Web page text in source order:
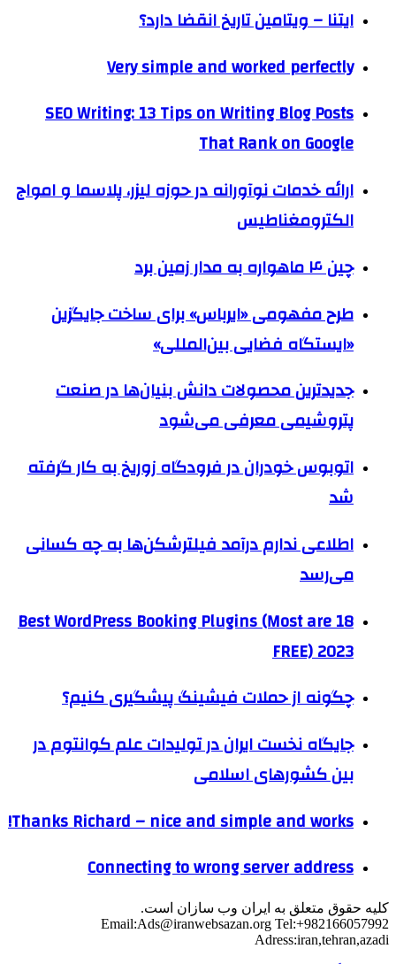
ايتنا – ویتامین تاریخ انقضا دارد؟
Very simple and worked perfectly
SEO Writing: 13 Tips on Writing Blog Posts
That Rank on Google
ارائه خدمات نوآورانه در حوزه لیزر، پلاسما و امواج
الکترومغناطیس
چین ۴ ماهواره به مدار زمین برد
طرح مفهومی «ایرباس» برای ساخت جایگزین
«ایستگاه فضایی بین‌المللی»
جدیدترین محصولات دانش بنیان‌ها در صنعت
پتروشیمی معرفی می‌شود
اتوبوس خودران در فرودگاه زوریخ به کار گرفته
شد
اطلاعی ندارم درآمد فیلترشکن‌ها به چه کسانی
می‌رسد
18 Best WordPress Booking Plugins (Most are
FREE) 2023
چگونه از حملات فیشینگ پیشگیری کنیم؟
جایگاه نخست ایران در تولیدات علم کوانتوم در
بین کشورهای اسلامی
Thanks Richard – nice and simple and works!
Connecting to wrong server address
کلیه حقوق متعلق به ایران وب سازان است.
Email:Ads@iranwebsazan.org Tel:+982166057992
Adress:iran,tehran,azadi